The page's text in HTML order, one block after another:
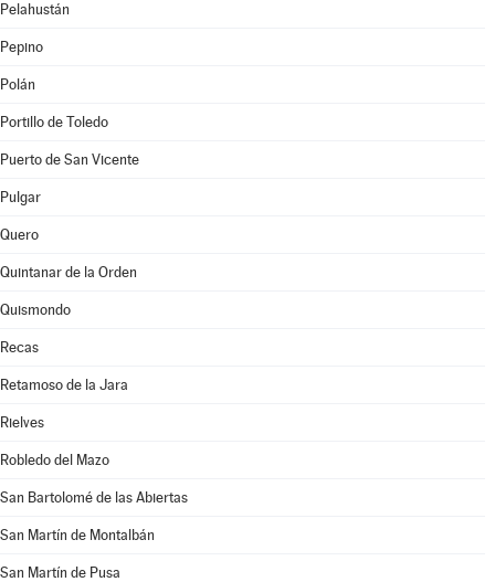
Pelahustán
Pepino
Polán
Portillo de Toledo
Puerto de San Vicente
Pulgar
Quero
Quintanar de la Orden
Quismondo
Recas
Retamoso de la Jara
Rielves
Robledo del Mazo
San Bartolomé de las Abiertas
San Martín de Montalbán
San Martín de Pusa